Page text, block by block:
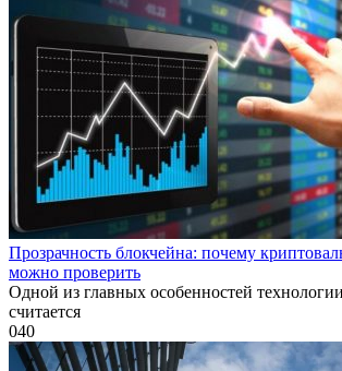
Прозрачность блокчейна: почему
можно проверить
Одной из главных особенностей
считается
040